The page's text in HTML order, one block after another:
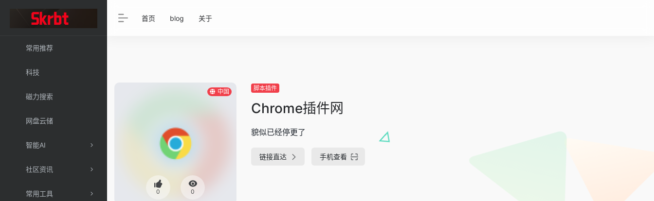
常用推荐
科技
磁力搜索
网盘云储
智能AI
社区资讯
常用工具
首页 blog 关于
中国
0 0
脚本插件
Chrome插件网
貌似已经停更了
链接直达 手机查看